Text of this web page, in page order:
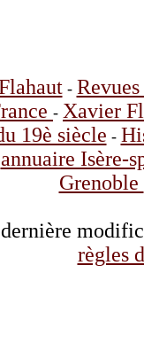
-
- Xavier
19è siècle -
annuaire Isère-
Grenoble
dernière
règles